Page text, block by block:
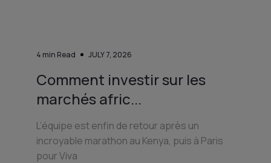
4 min Read JULY 7, 2026
Comment investir sur les
marchés afric...
L’équipe est enfin de retour après un
incroyable marathon au Kenya, puis à Paris
pour Viva